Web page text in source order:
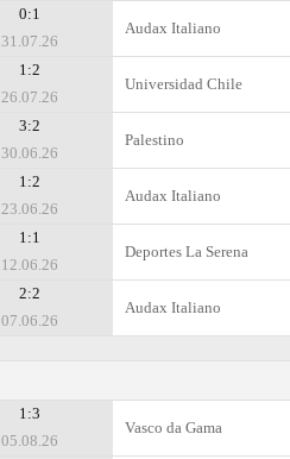
0:1
31.07.26
Audax Italiano
1:2
26.07.26
Universidad Chile
3:2
30.06.26
Palestino
1:2
23.06.26
Audax Italiano
1:1
12.06.26
Deportes La Serena
2:2
07.06.26
Audax Italiano
1:3
05.08.26
Vasco da Gama